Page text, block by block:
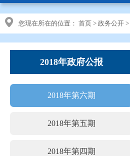
您现在所在的位置： 首页 > 政务公开 >
2018年政府公报
2018年第六期
2018年第五期
2018年第四期